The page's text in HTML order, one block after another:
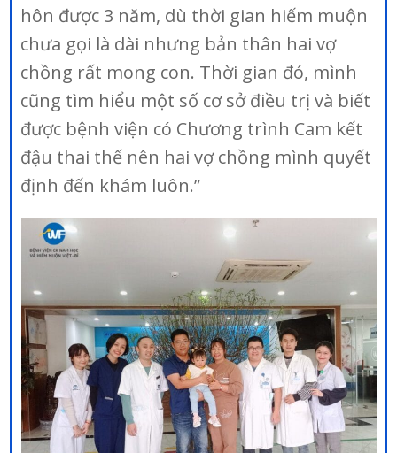
hôn được 3 năm, dù thời gian hiếm muộn
chưa gọi là dài nhưng bản thân hai vợ
chồng rất mong con. Thời gian đó, mình
cũng tìm hiểu một số cơ sở điều trị và biết
được bệnh viện có Chương trình Cam kết
đậu thai thế nên hai vợ chồng mình quyết
định đến khám luôn.”